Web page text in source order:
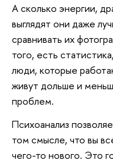
А сколько энергии,
выглядят они даже
сравнивать их
того, есть
люди, которые
живут дольше и
проблем.
Психоанализ
том смысле, что вы
чего-то нового. Это